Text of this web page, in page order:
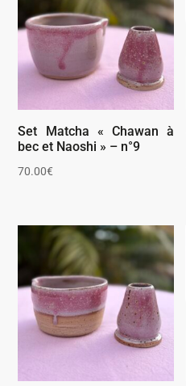
Set Matcha « Chawan à
bec et Naoshi » – n°9
70.00€